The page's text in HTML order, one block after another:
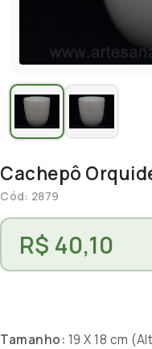
Cachepô
Cód: 2879
R$ 40,10
Tamanho: 19 X 18 cm